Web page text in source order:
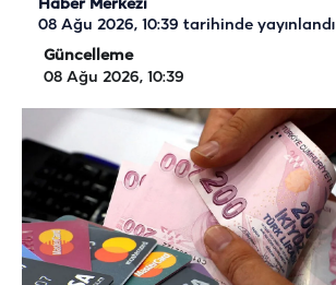
Haber Merkezi
08 Ağu 2026, 10:39 tarihinde yayınlandı
Güncelleme
08 Ağu 2026, 10:39